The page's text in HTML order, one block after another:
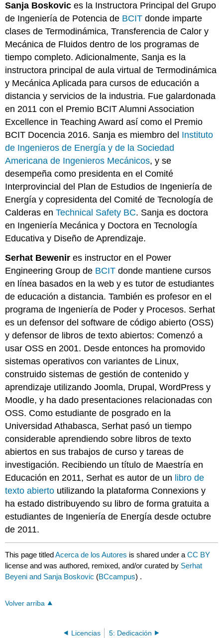
Sanja Boskovic es la Instructora Principal del Grupo
de Ingeniería de Potencia de BCIT donde imparte
clases de Termodinámica, Transferencia de Calor y
Mecánica de Fluidos dentro de los programas de
tiempo completo. Adicionalmente, Sanja es la
instructora principal de aula virtual de Termodinámica
y Mecánica Aplicada para cursos de educación a
distancia y servicios de la industria. Fue galardonada
en 2011 con el Premio BCIT Alumni Association
Excellence in Teaching Award así como el Premio
BCIT Docencia 2016. Sanja es miembro del Instituto
de Ingenieros de Energía y de la Sociedad
Americana de Ingenieros Mecánicos, y se
desempeña como presidenta en el Comité
Interprovincial del Plan de Estudios de Ingeniería de
Energía y copresidenta del Comité de Tecnología de
Calderas enTechnical Safety BC. Sanja es doctora
en Ingeniería Mecánica y Doctora en Tecnología
Educativa y Diseño de Aprendizaje.
Serhat Bewenir es instructor en el Power
Engineering Group de BCIT donde mantiene cursos
en línea basados en la web y es tutor de estudiantes
de educación a distancia. También es profesor en el
programa de Ingeniería de Poder y Procesos. Serhat
es un defensor del software de código abierto (OSS)
y defensor de libros de texto abiertos: Comenzó a
usar OSS en 2001. Desde entonces ha promovido
sistemas operativos con variantes de Linux,
construido sistemas de gestión de contenido y
aprendizaje utilizando Joomla, Drupal, WordPress y
Moodle, y ha dado presentaciones relacionadas con
OSS. Como estudiante de posgrado en la
Universidad Athabasca, Serhat pasó un tiempo
considerable aprendiendo sobre libros de texto
abiertos en sus trabajos de curso y tareas de
investigación. Recibiendo un título de Maestría en
Educación en 2011, Serhat es autor de un libro de
texto abierto utilizando la plataforma Connexions y
ha estado distribuyendo su libro de forma gratuita a
estudiantes de Ingeniería de Energía desde octubre
de 2011.
This page titledAcerca de los Autores is shared under aCC BY
license and was authored, remixed, and/or curated by Serhat
Beyeni and Sanja Boskovic (BCcampus) .
Volver arriba
Licencias 5: Dedicación